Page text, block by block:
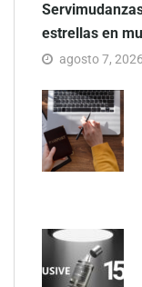
estrellas en
agosto 7, 2026